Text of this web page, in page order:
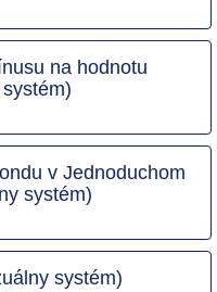
na hodnotu
v Jednoduchom
systém)
systém)